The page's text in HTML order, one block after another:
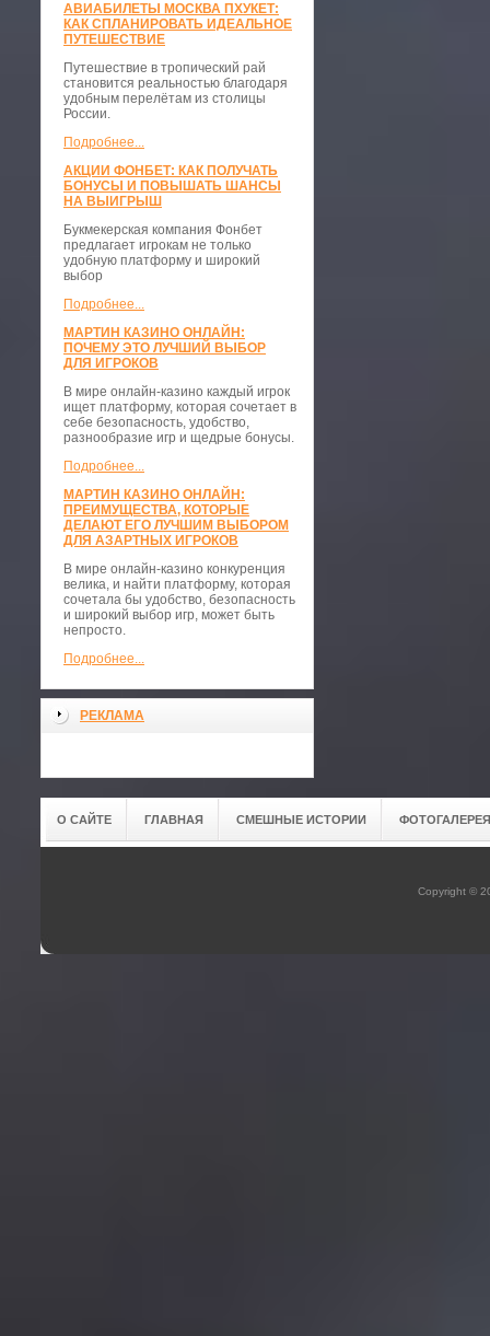
АВИАБИЛЕТЫ МОСКВА ПХУКЕТ:
КАК СПЛАНИРОВАТЬ ИДЕАЛЬНОЕ
ПУТЕШЕСТВИЕ
Путешествие в тропический рай
становится реальностью благодаря
удобным перелётам из столицы
России.
Подробнее...
АКЦИИ ФОНБЕТ: КАК ПОЛУЧАТЬ
БОНУСЫ И ПОВЫШАТЬ ШАНСЫ
НА ВЫИГРЫШ
Букмекерская компания Фонбет
предлагает игрокам не только
удобную платформу и широкий
выбор
Подробнее...
МАРТИН КАЗИНО ОНЛАЙН:
ПОЧЕМУ ЭТО ЛУЧШИЙ ВЫБОР
ДЛЯ ИГРОКОВ
В мире онлайн-казино каждый игрок
ищет платформу, которая сочетает в
себе безопасность, удобство,
разнообразие игр и щедрые бонусы.
Подробнее...
МАРТИН КАЗИНО ОНЛАЙН:
ПРЕИМУЩЕСТВА, КОТОРЫЕ
ДЕЛАЮТ ЕГО ЛУЧШИМ ВЫБОРОМ
ДЛЯ АЗАРТНЫХ ИГРОКОВ
В мире онлайн-казино конкуренция
велика, и найти платформу, которая
сочетала бы удобство, безопасность
и широкий выбор игр, может быть
непросто.
Подробнее...
РЕКЛАМА
О САЙТЕ ГЛАВНАЯ СМЕШНЫЕ ИСТОРИИ ФОТОГАЛЕРЕЯ
Copyright ©